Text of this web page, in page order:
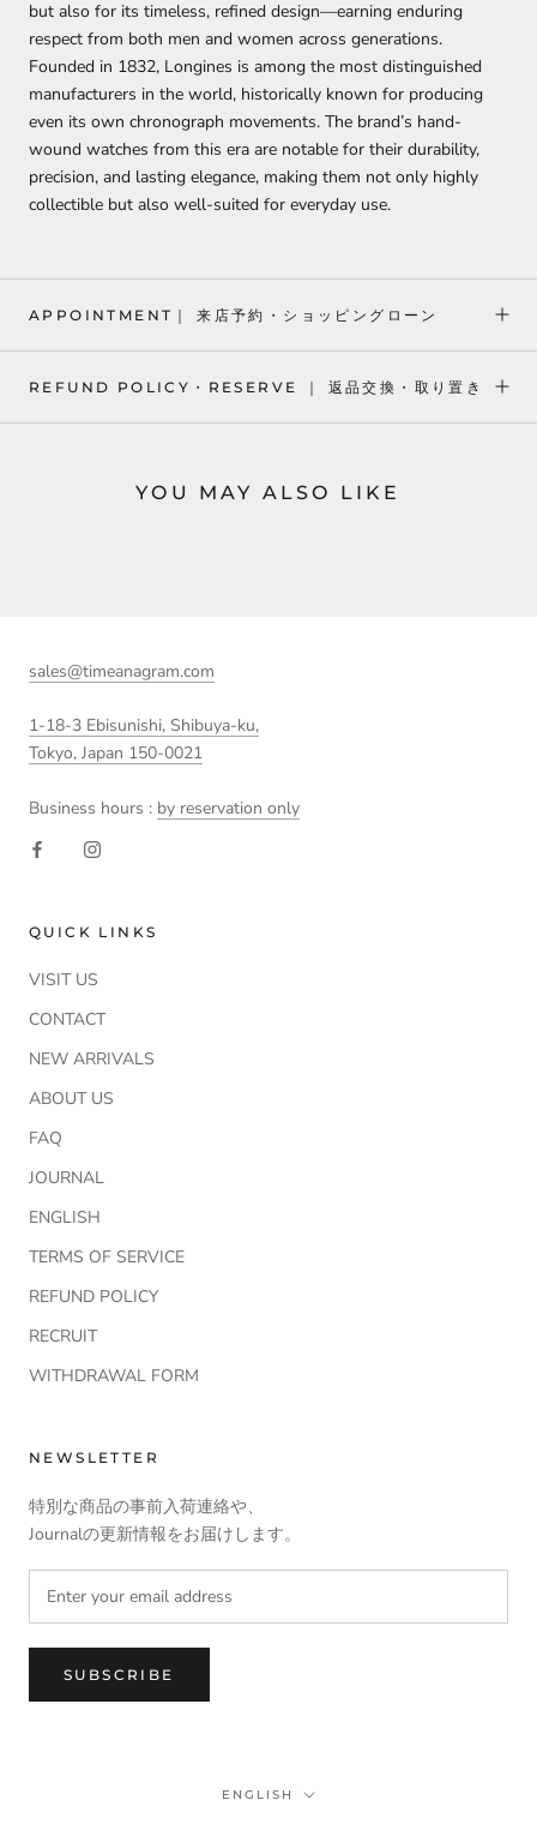
but also for its timeless, refined design—earning enduring
respect from both men and women across generations.
Founded in 1832, Longines is among the most distinguished
manufacturers in the world, historically known for producing
even its own chronograph movements. The brand’s hand-
wound watches from this era are notable for their durability,
precision, and lasting elegance, making them not only highly
collectible but also well-suited for everyday use.
APPOINTMENT｜ 来店予約・ショッピングローン
REFUND POLICY・RESERVE ｜ 返品交換・取り置き
YOU MAY ALSO LIKE
sales@timeanagram.com
1-18-3 Ebisunishi, Shibuya-ku,
Tokyo, Japan 150-0021
Business hours : by reservation only
QUICK LINKS
VISIT US
CONTACT
NEW ARRIVALS
ABOUT US
FAQ
JOURNAL
ENGLISH
TERMS OF SERVICE
REFUND POLICY
RECRUIT
WITHDRAWAL FORM
NEWSLETTER
特別な商品の事前入荷連絡や、
Journalの更新情報をお届けします。
SUBSCRIBE
Language
ENGLISH